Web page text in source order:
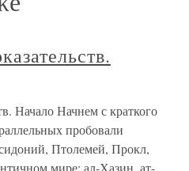
Начало Начнем с краткого
пробовали
Птолемей, Прокл,
мире; ал-Хазин, ат-